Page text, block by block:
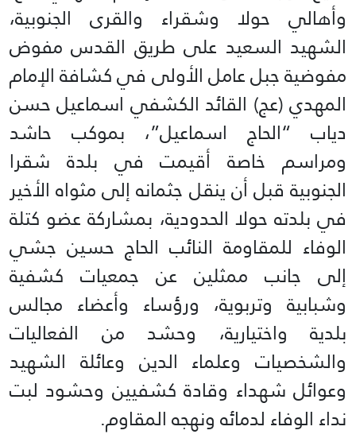
وأهالي حولا وشقراء والقرى الجنوبية،
الشهيد السعيد على ‏طريق القدس مفوض
مفوضية جبل عامل الأولى في كشافة الإمام
المهدي (عج) القائد الكشفي اسماعيل ‏حسن
دياب “الحاج اسماعيل”، بموكب حاشد
ومراسم خاصة أقيمت في بلدة شقرا
الجنوبية قبل أن ينقل ‏جثمانه إلى مثواه الأخير
في بلدته حولا الحدودية، بمشاركة عضو كتلة
الوفاء للمقاومة النائب الحاج حسين ‏جشي
إلى جانب ممثلين عن جمعيات كشفية
وشبابية وتربوية، ورؤساء وأعضاء مجالس
بلدية واختيارية، ‏وحشد من الفعاليات
والشخصيات وعلماء الدين وعائلة الشهيد
وعوائل شهداء وقادة كشفيين وحشود لبت
‏نداء الوفاء لدمائه ونهجه المقاوم.‏